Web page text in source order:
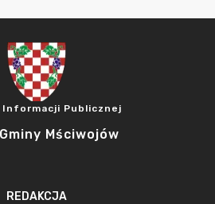
Publicznej
Mściwojów
REDAKCJA